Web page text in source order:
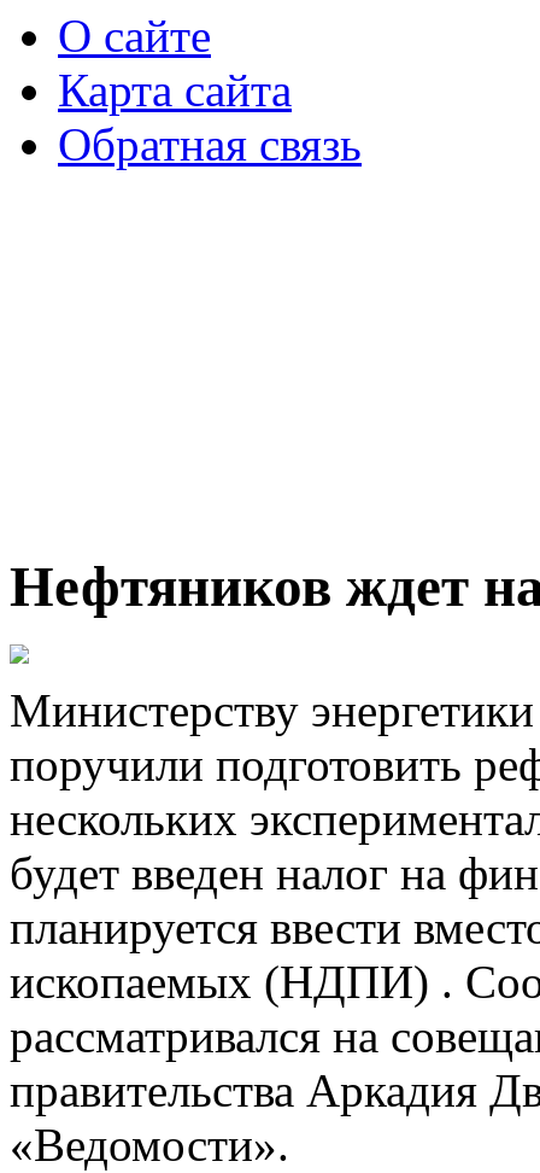
О сайте
Карта сайта
Обратная связь
Нефтяников ждет
Министерству
поручили подготовить
нескольких
будет введен налог на
планируется ввести
ископаемых (НДПИ) .
рассматривался на
правительства Аркадия
«Ведомости».